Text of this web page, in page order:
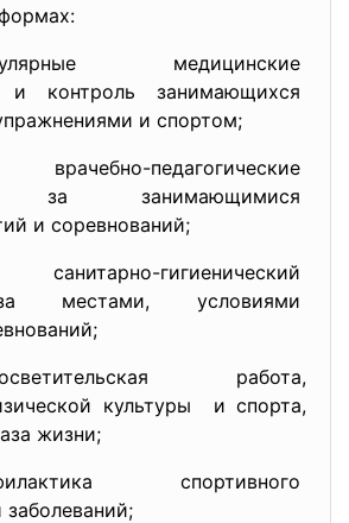
медицинские
и контроль занимающихся
и спортом;
педагогические
за занимающимися
и соревнований;
гигиенический
за местами, условиями
работа,
культуры и спорта,
жизни;
спортивного